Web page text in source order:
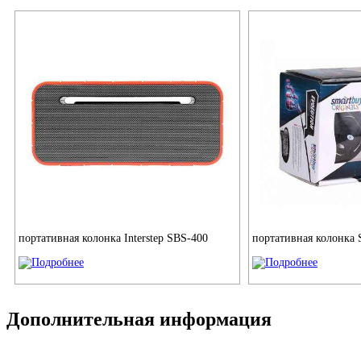
портативная колонка Interstep SBS-400 портативная
Дополнительная информация